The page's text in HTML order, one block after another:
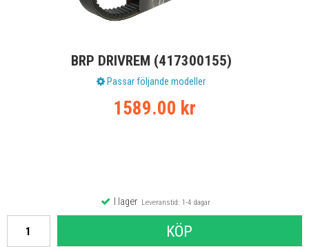
BRP DRIVREM (417300155)
Passar följande modeller
1589.00 kr
I lagerLeveranstid: 1-4 dagar
KÖP